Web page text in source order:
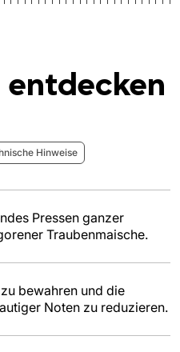
entdecken
Hinweise
Pressen ganzer
Traubenmaische.
bewahren und die
Noten zu reduzieren.